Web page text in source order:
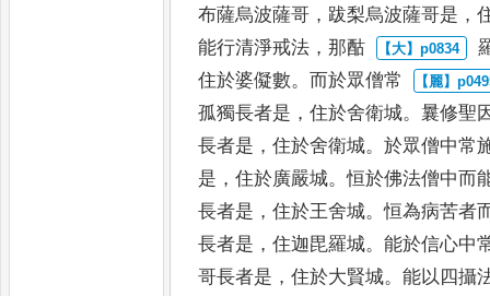
布薩烏波薩哥 ， 跋梨烏波薩哥是 ，
能行清淨戒法 ，那酤
住於婆儗數。而於眾僧常
孤獨長者是 ，住於舍衛城。曩修聖
長者是 ，住於舍衛城。於眾僧中常
是 ，住於廣嚴城。恒於佛法僧中而
長者是 ，住於王舍城。恒為病苦者
長者是 ，住迦毘羅城。能於信心中
哥長者是 ，住於大賢城。能以四攝